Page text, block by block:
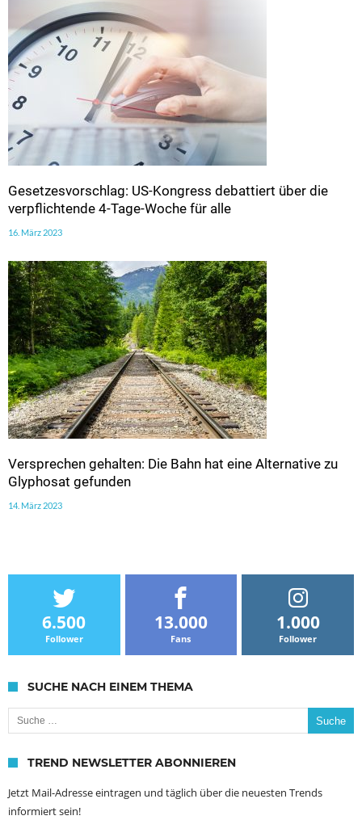
Gesetzesvorschlag: US-Kongress debattiert über die
verpflichtende 4-Tage-Woche für alle
16. März 2023
Versprechen gehalten: Die Bahn hat eine Alternative zu
Glyphosat gefunden
14. März 2023
6.500
Follower
13.000
Fans
1.000
Follower
SUCHE NACH EINEM THEMA
Suche nach:
TREND NEWSLETTER ABONNIEREN
Jetzt Mail-Adresse eintragen und täglich über die neuesten Trends
informiert sein!